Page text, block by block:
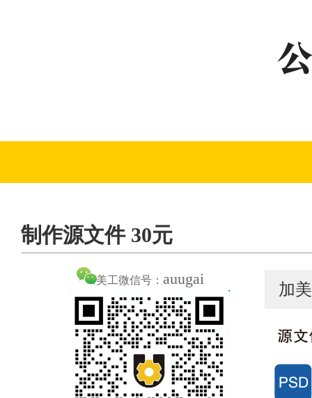
制作源文件 30元
美工微信号： auugai
加